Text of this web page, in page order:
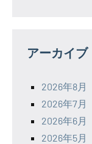
アーカイブ
2026年8月
2026年7月
2026年6月
2026年5月